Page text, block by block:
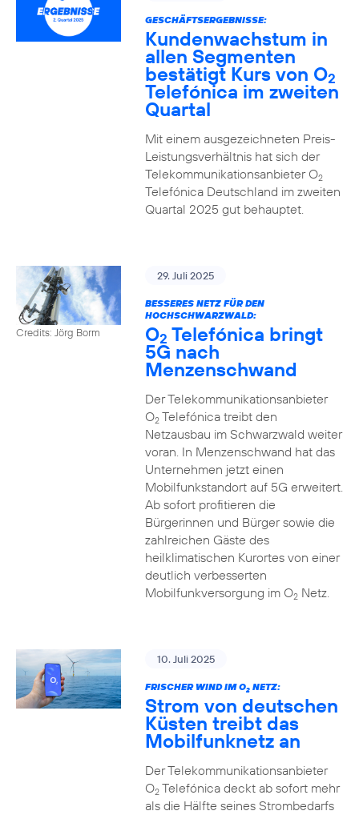
GESCHÄFTSERGEBNISSE:
Kundenwachstum in
allen Segmenten
bestätigt Kurs von O2
Telefónica im zweiten
Quartal
Mit einem ausgezeichneten Preis-
Leistungsverhältnis hat sich der
Telekommunikationsanbieter O2
Telefónica Deutschland im zweiten
Quartal 2025 gut behauptet.
Credits: Jörg Borm
29. Juli 2025
BESSERES NETZ FÜR DEN
HOCHSCHWARZWALD:
O2 Telefónica bringt
5G nach
Menzenschwand
Der Telekommunikationsanbieter
O2Telefónica treibt den
Netzausbau im Schwarzwald weiter
voran. In Menzenschwand hat das
Unternehmen jetzt einen
Mobilfunkstandort auf 5G erweitert.
Ab sofort profitieren die
Bürgerinnen und Bürger sowie die
zahlreichen Gäste des
heilklimatischen Kurortes von einer
deutlich verbesserten
Mobilfunkversorgung im O2Netz.
10. Juli 2025
FRISCHER WIND IM O2NETZ:
Strom von deutschen
Küsten treibt das
Mobilfunknetz an
Der Telekommunikationsanbieter
O2Telefónica deckt ab sofort mehr
als die Hälfte seines Strombedarfs